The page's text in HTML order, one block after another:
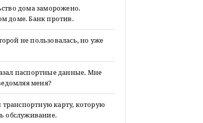
дома заморожено.
доме. Банк против.
не пользовалась, но уже
паспортные данные. Мне
меня?
транспортную карту, которую
обслуживание.